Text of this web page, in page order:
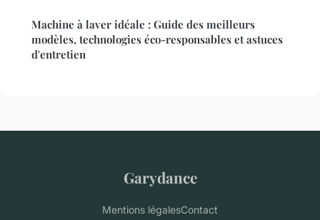
Machine à laver idéale : Guide des meilleurs
modèles, technologies éco-responsables et astuces
d'entretien
Garydance
Mentions légalesContact